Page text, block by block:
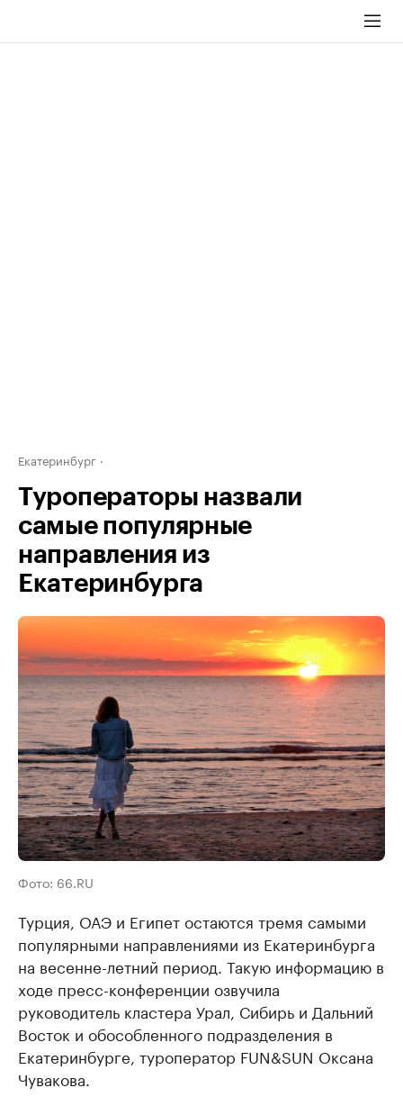
Екатеринбург
Туроператоры назвали
самые популярные
направления из
Екатеринбурга
Фото: 66.RU
Турция, ОАЭ и Египет остаются тремя самыми
популярными направлениями из Екатеринбурга
на весенне-летний период. Такую информацию в
ходе пресс-конференции озвучила
руководитель кластера Урал, Сибирь и Дальний
Восток и обособленного подразделения в
Екатеринбурге, туроператор FUN&SUN Оксана
Чувакова.